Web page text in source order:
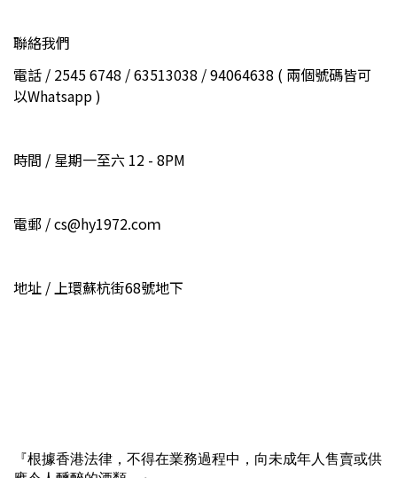
聯絡我們
電話 / 2545 6748 / 63513038 / 94064638 ( 兩個號碼皆可
以Whatsapp )
時間 / 星期一至六 12 - 8PM
電郵 / cs@hy1972.coｍ
地址 / 上環蘇杭街68號地下
『根據香港法律，不得在業務過程中，向未成年人售賣或供